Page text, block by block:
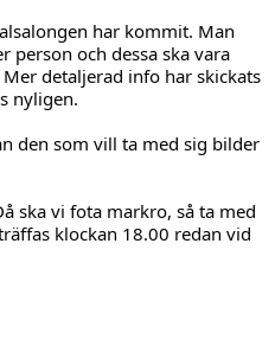
har kommit. Man
person och dessa ska vara
detaljerad info har skickats
nyligen.
den som vill ta med sig bilder
ska vi fota markro, så ta med
klockan 18.00 redan vid